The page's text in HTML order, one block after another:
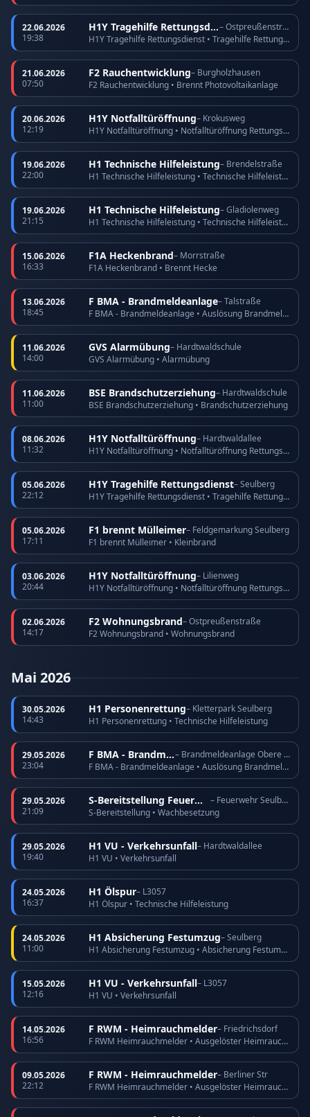
22.06.2026
19:38
H1Y Tragehilfe Rettungsdienst
– Ostpreußenstraße
H1Y Tragehilfe Rettungsdienst • Tragehilfe Rettungsdienst
21.06.2026
07:50
F2 Rauchentwicklung– Burgholzhausen
F2 Rauchentwicklung • Brennt Photovoltaikanlage
20.06.2026
12:19
H1Y Notfalltüröffnung– Krokusweg
H1Y Notfalltüröffnung • Notfalltüröffnung Rettungsdienst
19.06.2026
22:00
H1 Technische Hilfeleistung– Brendelstraße
H1 Technische Hilfeleistung • Technische Hilfeleistung
19.06.2026
21:15
H1 Technische Hilfeleistung– Gladiolenweg
H1 Technische Hilfeleistung • Technische Hilfeleistung
15.06.2026
16:33
F1A Heckenbrand– Morrstraße
F1A Heckenbrand • Brennt Hecke
13.06.2026
18:45
F BMA - Brandmeldeanlage– Talstraße
F BMA - Brandmeldeanlage • Auslösung Brandmeldeanlage
11.06.2026
14:00
GVS Alarmübung– Hardtwaldschule
GVS Alarmübung • Alarmübung
11.06.2026
11:00
BSE Brandschutzerziehung– Hardtwaldschule
BSE Brandschutzerziehung • Brandschutzerziehung
08.06.2026
11:32
H1Y Notfalltüröffnung– Hardtwaldallee
H1Y Notfalltüröffnung • Notfalltüröffnung Rettungsdienst
05.06.2026
22:12
H1Y Tragehilfe Rettungsdienst– Seulberg
H1Y Tragehilfe Rettungsdienst • Tragehilfe Rettungsdienst
05.06.2026
17:11
F1 brennt Mülleimer– Feldgemarkung Seulberg
F1 brennt Mülleimer • Kleinbrand
03.06.2026
20:44
H1Y Notfalltüröffnung– Lilienweg
H1Y Notfalltüröffnung • Notfalltüröffnung Rettungsdienst
02.06.2026
14:17
F2 Wohnungsbrand– Ostpreußenstraße
F2 Wohnungsbrand • Wohnungsbrand
Mai 2026
30.05.2026
14:43
H1 Personenrettung– Kletterpark Seulberg
H1 Personenrettung • Technische Hilfeleistung
29.05.2026
23:04
F BMA - Brandmeldeanlage
– Brandmeldeanlage Obere Römerhofstraße
F BMA - Brandmeldeanlage • Auslösung Brandmeldeanlage
29.05.2026
21:09
S-Bereitstellung Feuerwehr
– Feuerwehr Seulberg
S-Bereitstellung • Wachbesetzung
29.05.2026
19:40
H1 VU - Verkehrsunfall– Hardtwaldallee
H1 VU • Verkehrsunfall
24.05.2026
16:37
H1 Ölspur– L3057
H1 Ölspur • Technische Hilfeleistung
24.05.2026
11:00
H1 Absicherung Festumzug– Seulberg
H1 Absicherung Festumzug • Absicherung Festumzug
15.05.2026
12:16
H1 VU - Verkehrsunfall– L3057
H1 VU • Verkehrsunfall
14.05.2026
16:56
F RWM - Heimrauchmelder– Friedrichsdorf
F RWM Heimrauchmelder • Ausgelöster Heimrauchmelder
09.05.2026
22:12
F RWM - Heimrauchmelder– Berliner Str
F RWM Heimrauchmelder • Ausgelöster Heimrauchmelder